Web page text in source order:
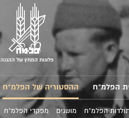
פלוגות המחץ של ההגנה
הפלמ"ח ההסטוריה של הפלמ"ח
הפלמ"ח מושגים מפקדי הפלמ"ח